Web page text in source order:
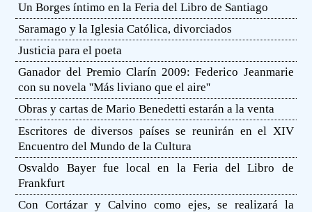
Un Borges íntimo en la Feria del Libro de Santiago
Saramago y la Iglesia Católica, divorciados
Justicia para el poeta
Ganador del Premio Clarín 2009: Federico Jeanmarie
con su novela ''Más liviano que el aire''
Obras y cartas de Mario Benedetti estarán a la venta
Escritores de diversos países se reunirán en el XIV
Encuentro del Mundo de la Cultura
Osvaldo Bayer fue local en la Feria del Libro de
Frankfurt
Con Cortázar y Calvino como ejes, se realizará la